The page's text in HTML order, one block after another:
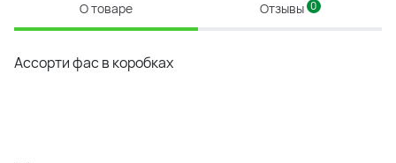
О товаре Отзывы 0
Ассорти фас в коробках